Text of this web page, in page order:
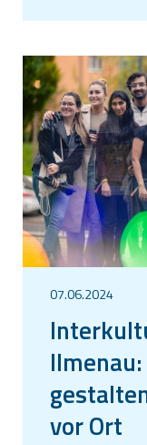
07.06.2024
vor Ort